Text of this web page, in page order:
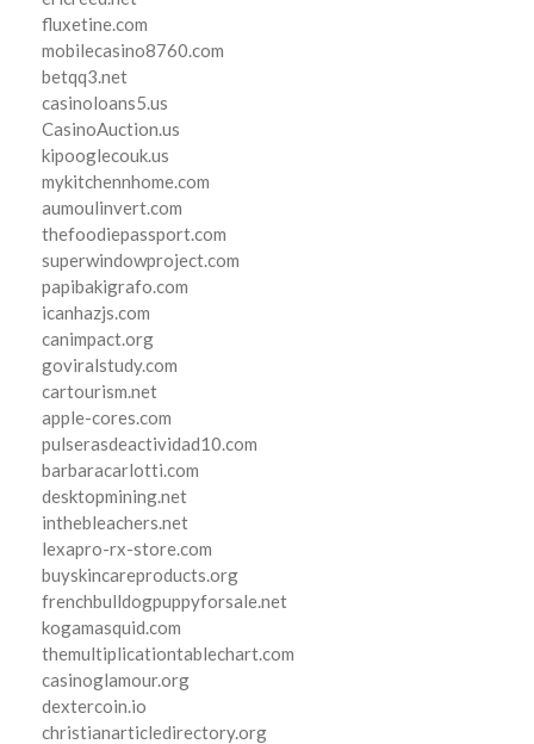
fluxetine.com
mobilecasino8760.com
betqq3.net
casinoloans5.us
CasinoAuction.us
kipooglecouk.us
mykitchennhome.com
aumoulinvert.com
thefoodiepassport.com
superwindowproject.com
papibakigrafo.com
icanhazjs.com
canimpact.org
goviralstudy.com
cartourism.net
apple-cores.com
pulserasdeactividad10.com
barbaracarlotti.com
desktopmining.net
inthebleachers.net
lexapro-rx-store.com
buyskincareproducts.org
frenchbulldogpuppyforsale.net
kogamasquid.com
themultiplicationtablechart.com
casinoglamour.org
dextercoin.io
christianarticledirectory.org